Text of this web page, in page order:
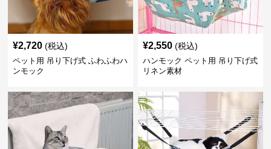
¥2,720 (税込)
ペット用 吊り下げ式 ふわふわハ
ンモック
¥2,550 (税込)
ハンモック ペット用 吊り下げ式
リネン素材